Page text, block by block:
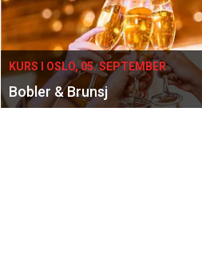
KURS I OSLO, 05. SEPTEMBER
Bobler & Brunsj